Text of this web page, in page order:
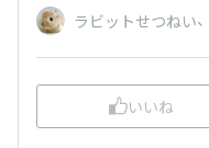
ラビットせつねい、
いいね